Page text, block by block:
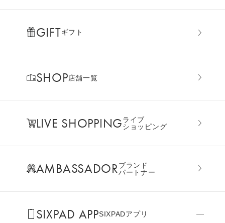
GIFTギフト
SHOP店舗一覧
LIVE SHOPPINGライブ
ショッピング
AMBASSADORブランド
パートナー
SIXPAD APPSIXPADアプリ